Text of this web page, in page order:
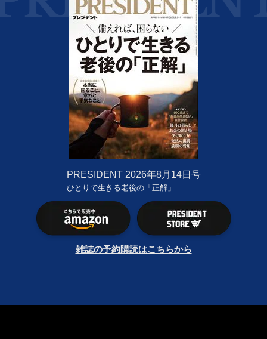
PRESIDENT 2026年8月14日号
ひとりで生きる老後の「正解」
雑誌の予約購読はこちらから